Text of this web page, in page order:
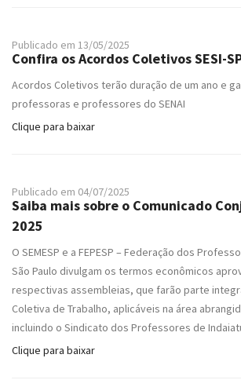
Publicado em 13/05/2025
Confira os Acordos Coletivos SESI-
Acordos Coletivos terão duração de um ano e
professoras e professores do SENAI
Clique para baixar
Publicado em 04/07/2025
Saiba mais sobre o Comunicado
2025
O SEMESP e a FEPESP – Federação dos
São Paulo divulgam os termos econômicos
respectivas assembleias, que farão parte
Coletiva de Trabalho, aplicáveis na área
incluindo o Sindicato dos Professores de
Clique para baixar